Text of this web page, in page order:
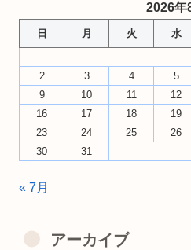
2026年
日 月 火 水
2
3 4 5
9
10 11 12
16
17 18 19
23
24 25 26
30
31
« 7月
アーカイブ